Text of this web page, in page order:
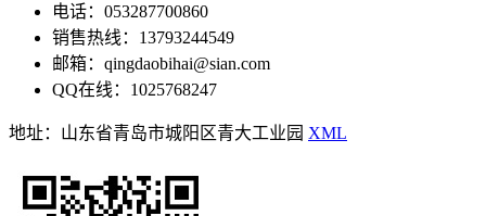
电话：053287700860
销售热线：13793244549
邮箱：qingdaobihai@sian.com
QQ在线：1025768247
地址：山东省青岛市城阳区青大工业园 XML